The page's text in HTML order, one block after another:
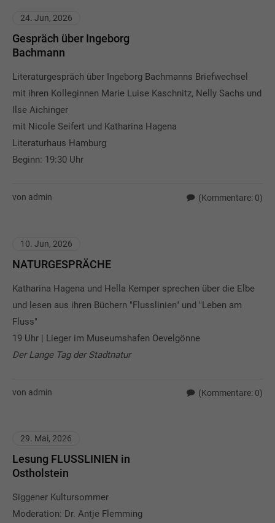
24. Jun, 2026
Gespräch über Ingeborg
Bachmann
Literaturgespräch über Ingeborg Bachmanns Briefwechsel
mit ihren Kolleginnen Marie Luise Kaschnitz, Nelly Sachs und
Ilse Aichinger
mit Nicole Seifert und Katharina Hagena
Literaturhaus Hamburg
Beginn: 19:30 Uhr
von admin (Kommentare: 0)
10. Jun, 2026
NATURGESPRÄCHE
Katharina Hagena und Hella Kemper sprechen über die Elbe
und lesen aus ihren Büchern "Flusslinien" und "Leben am
Fluss"
19 Uhr | Lieger im Museumshafen Oevelgönne
Der Lange Tag der Stadtnatur
von admin (Kommentare: 0)
29. Mai, 2026
Lesung FLUSSLINIEN in
Ostholstein
Siggener Kultursommer
Moderation: Dr. Antje Flemming